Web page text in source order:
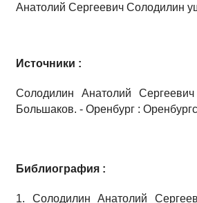
Анатолий Сергеевич Солодилин
Источники :
Солодилин Анатолий
Большаков. - Оренбург :
Библиография :
1. Солодилин Анатолий